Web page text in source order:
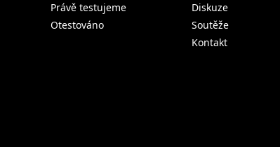
Právě testujeme
Otestováno
Diskuze
Soutěže
Kontakt